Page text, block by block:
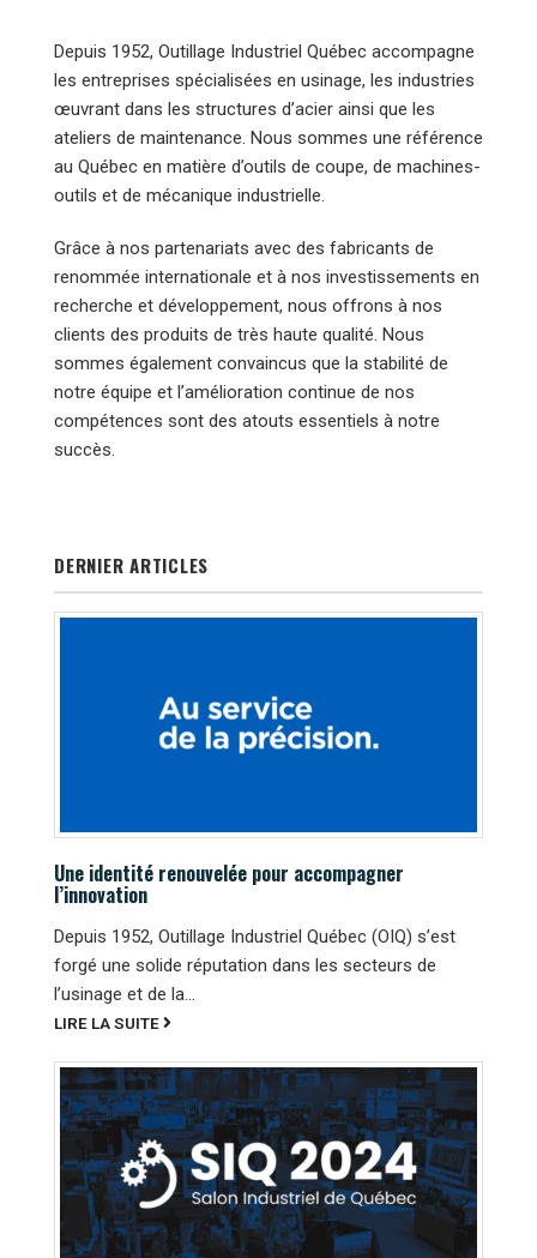
Depuis 1952, Outillage Industriel Québec accompagne
les entreprises spécialisées en usinage, les industries
œuvrant dans les structures d’acier ainsi que les
ateliers de maintenance. Nous sommes une référence
au Québec en matière d’outils de coupe, de machines-
outils et de mécanique industrielle.
Grâce à nos partenariats avec des fabricants de
renommée internationale et à nos investissements en
recherche et développement, nous offrons à nos
clients des produits de très haute qualité. Nous
sommes également convaincus que la stabilité de
notre équipe et l’amélioration continue de nos
compétences sont des atouts essentiels à notre
succès.
DERNIER ARTICLES
Une identité renouvelée pour accompagner
l’innovation
Depuis 1952, Outillage Industriel Québec (OIQ) s’est
forgé une solide réputation dans les secteurs de
l’usinage et de la...
LIRE LA SUITE